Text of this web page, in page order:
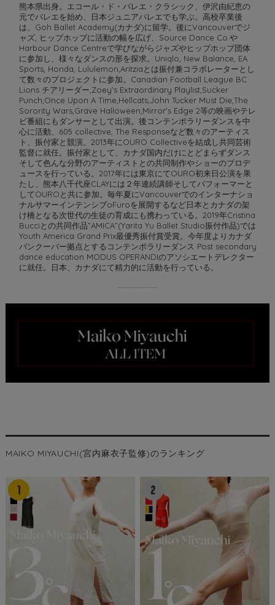
熊本県出身。エコール・ド・バレエ・クラシック、伊沢由紀恵の
元でバレエを始め、日本ジュニアバレエでも学ぶ。高校卒業後
は、Goh Ballet Academy(カナダ)に留学。後にVancouverでジ
ャズ, ヒップホップに活動の幅を広げ、Source Dance Co.や
Harbour Dance Centreで学びながらジャズやヒップホップ団体
に参加し、様々なダンスの形を探求。Uniqlo, New Balance, EA
Sports, Honda, Lululemon,Aritziaとは振付兼コラボレーターとし
て数々のプロジェクトに参加。Canadian Football League BC
Lions チアリーダー,Zoey's Extraordinary Playlist,Sucker
Punch,Once Upon A Time,Hellcats,John Tucker Must Die,The
Sorority Wars,Grave Halloween,Mirror's Edge 2等の映画やテレ
ビ番組にもダンサーとして出演。後コンテンポラリーダンスを中
心に活動、605 collective, The Responseなど数々のアーティス
ト、振付家と競演。2013年にOURO Collectiveを結成し共同芸術
監督に就任。振付家として、カナダ国内だけにとどまらずダンス
そして色んな分野のアーティストとの共同制作やショーのプロデ
ュースを行っている。2017年には東京にてOURO初来日公演を果
たし、熊本八千代座CLAYには２年連続講師そしてパフォーマーと
してOUROと共に参加。毎年夏にVancouverでのインターナショ
ナルサマーインテンシブoFuroを展開するなど日本とカナダの架
け橋となる次世代の生徒の育成にも携わっている。2019年Cristina
Bucciとの共同作品”AMICA”(Yarita Yu Ballet Studio振付作品)では
Youth America Grand Prix最優秀振付賞受賞。今年度よりカナダ
バンクーバー拠点とするコンテンポラリーダンス Post secondary
dance education MODUS OPERANDIのアソシエートデレクター
に就任。日本、カナダにて精力的に活動を行っている。
-------------
MAIKO MIYAUCHI(宮内麻衣子監修)のランキング